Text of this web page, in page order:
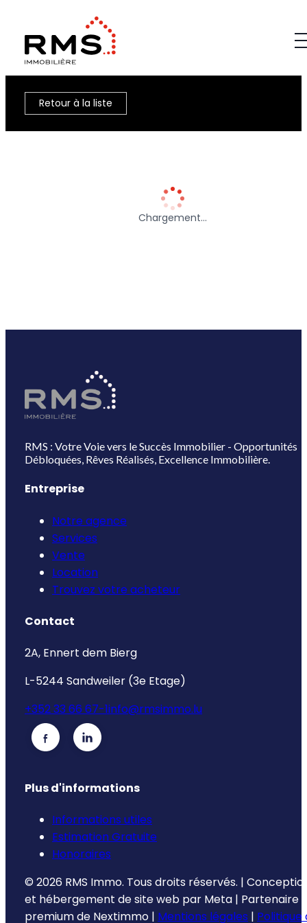
Retour à la liste
Chargement…
RMS : Votre Voie vers le Succès Immobilier - Opportunités
Débloquées, Rêves Réalisés, Excellence Immobilière.
Entreprise
Notre agence
Services
Vente
Location
Trouvez votre acheteur
Contact
2A, Ennert dem Bierg
L-5244 Sandweiler (3e Etage)
+352 33 66 67-1info@rmsimmo.lu
Plus d'informations
Informations utiles
Estimation Gratuite
Honoraires
© 2026 RMS Immo. Tous droits réservés. |
et hébergement de site web par Meta | Partenaire
premium de Nextimmo | Mentions légales | Politique